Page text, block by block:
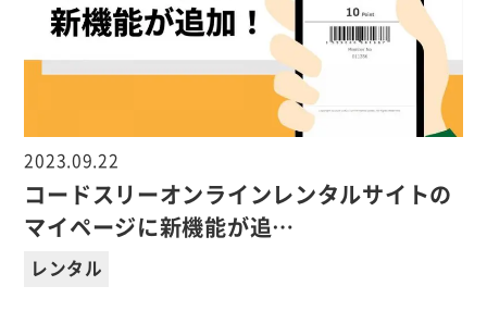
2023.09.22
コードスリーオンラインレンタルサイトの
マイページに新機能が追…
レンタル